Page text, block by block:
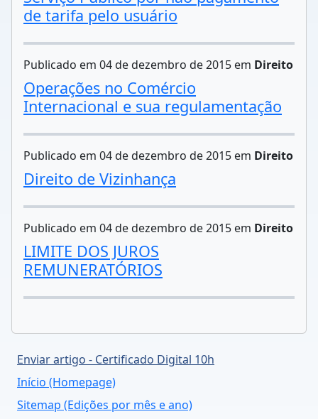
de tarifa pelo usuário
Publicado em 04 de dezembro de 2015 em Direito
Operações no Comércio
Internacional e sua regulamentação
Publicado em 04 de dezembro de 2015 em Direito
Direito de Vizinhança
Publicado em 04 de dezembro de 2015 em Direito
LIMITE DOS JUROS
REMUNERATÓRIOS
Enviar artigo - Certificado Digital 10h
Início (Homepage)
Sitemap (Edições por mês e ano)